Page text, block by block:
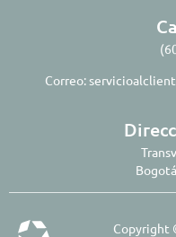
Correo:
Copyright